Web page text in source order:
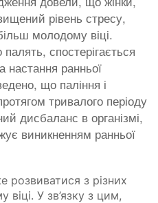
рівень стресу,
молодому віці.
спостерігається
настання ранньої
що паління і
тривалого періоду
дисбаланс в організмі,
виникненням ранньої
розвиватися з різних
віці. У зв’язку з цим,